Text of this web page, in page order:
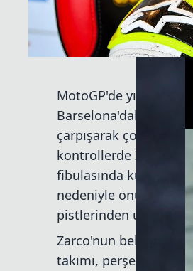
MotoGP'de yılın en
Barselona'daki
çarpışarak çoklu bir
kontrollerde
fibulasında küçük bir
nedeniyle
pistlerinden uzun bir
Zarco'nun belirsiz bir
takımı, perşembe